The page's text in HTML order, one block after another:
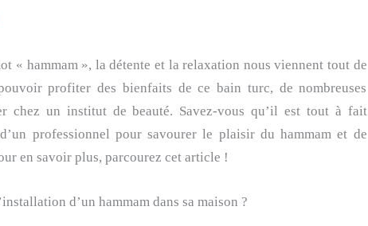
« hammam », la détente et la relaxation nous viennent tout de
profiter des bienfaits de ce bain turc, de nombreuses
chez un institut de beauté. Savez-vous qu’il est tout à fait
professionnel pour savourer le plaisir du hammam et de
en savoir plus, parcourez cet article !
d’un hammam dans sa maison ?